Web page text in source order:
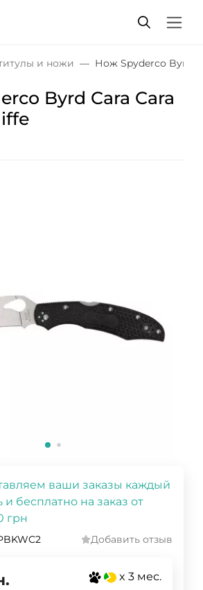
и ножи Нож Spyderco Byrd
Byrd Cara Cara
ваши заказы каждый
и бесплатно на заказ от
грн
Добавить отзыв
x 3 мес.